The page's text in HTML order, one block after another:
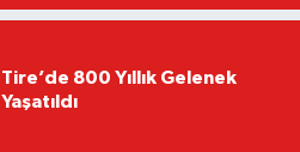
Tire’de 800 Yıllık Gelenek
Yaşatıldı